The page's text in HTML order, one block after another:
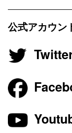
公式アカウン